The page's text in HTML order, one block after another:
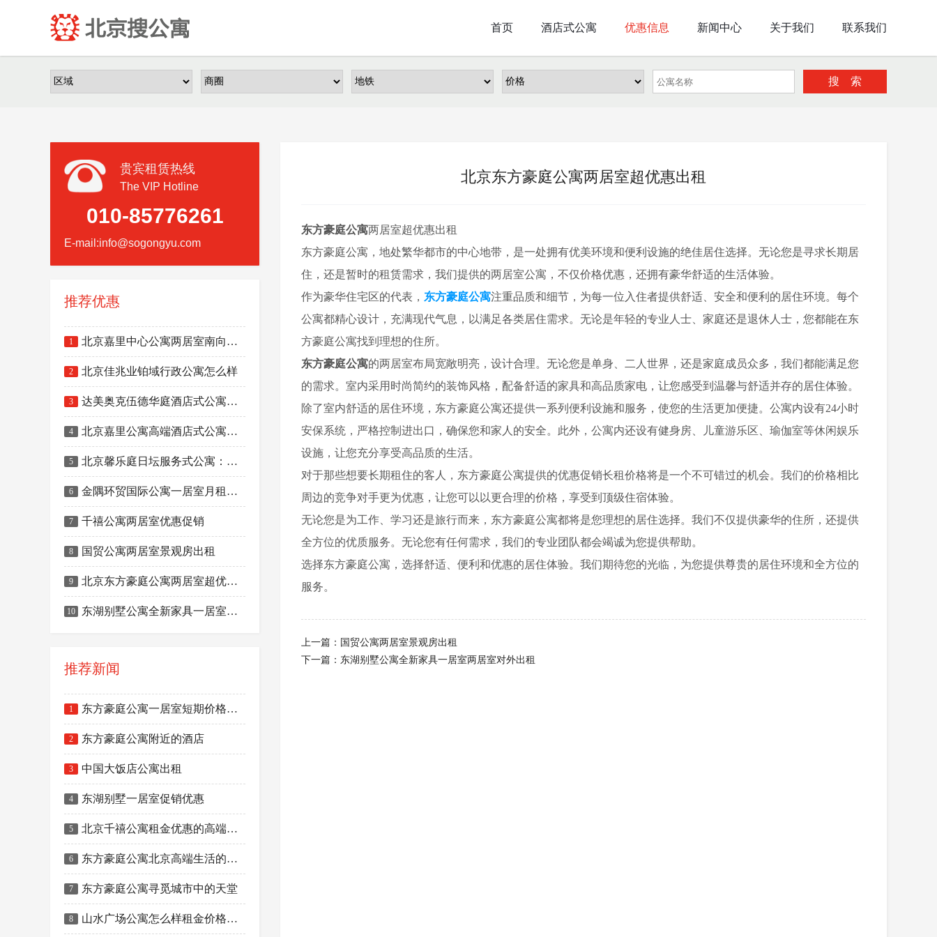
首页 酒店式公寓 优惠信息 新闻中心 关于我们 联系我们
搜 索
贵宾租赁热线
The VIP Hotline
010-85776261
E-mail:info@sogongyu.com
推荐优惠
1 北京嘉里中心公寓两居室南向户型优惠促销
2 北京佳兆业铂域行政公寓怎么样
3 达美奥克伍德华庭酒店式公寓一居室出租
4 北京嘉里公寓高端酒店式公寓的典范
5 北京馨乐庭日坛服务式公寓：让您尽享奢华与舒适的居住体验
6 金隅环贸国际公寓一居室月租金大降价
7 千禧公寓两居室优惠促销
8 国贸公寓两居室景观房出租
9 北京东方豪庭公寓两居室超优惠出租
10 东湖别墅公寓全新家具一居室两居室对外出租
推荐新闻
1 东方豪庭公寓一居室短期价格下调
2 东方豪庭公寓附近的酒店
3 中国大饭店公寓出租
4 东湖别墅一居室促销优惠
5 北京千禧公寓租金优惠的高端酒店式公寓
6 东方豪庭公寓北京高端生活的代表
7 东方豪庭公寓寻觅城市中的天堂
8 山水广场公寓怎么样租金价格是多少
北京东方豪庭公寓两居室超优惠出租
东方豪庭公寓两居室超优惠出租
东方豪庭公寓，地处繁华都市的中心地带，是一处拥有优美环境和便利设施的绝佳居住选择。无论您是寻求长期居
住，还是暂时的租赁需求，我们提供的两居室公寓，不仅价格优惠，还拥有豪华舒适的生活体验。
作为豪华住宅区的代表， 东方豪庭公寓注重品质和细节，为每一位入住者提供舒适、安全和便利的居住环境。每个
公寓都精心设计，充满现代气息，以满足各类居住需求。无论是年轻的专业人士、家庭还是退休人士，您都能在东
方豪庭公寓找到理想的住所。
东方豪庭公寓的两居室布局宽敞明亮，设计合理。无论您是单身、二人世界，还是家庭成员众多，我们都能满足您
的需求。室内采用时尚简约的装饰风格，配备舒适的家具和高品质家电，让您感受到温馨与舒适并存的居住体验。
除了室内舒适的居住环境，东方豪庭公寓还提供一系列便利设施和服务，使您的生活更加便捷。公寓内设有24小时
安保系统，严格控制进出口，确保您和家人的安全。此外，公寓内还设有健身房、儿童游乐区、瑜伽室等休闲娱乐
设施，让您充分享受高品质的生活。
对于那些想要长期租住的客人，东方豪庭公寓提供的优惠促销长租价格将是一个不可错过的机会。我们的价格相比
周边的竞争对手更为优惠，让您可以以更合理的价格，享受到顶级住宿体验。
无论您是为工作、学习还是旅行而来，东方豪庭公寓都将是您理想的居住选择。我们不仅提供豪华的住所，还提供
全方位的优质服务。无论您有任何需求，我们的专业团队都会竭诚为您提供帮助。
选择东方豪庭公寓，选择舒适、便利和优惠的居住体验。我们期待您的光临，为您提供尊贵的居住环境和全方位的
服务。
上一篇： 国贸公寓两居室景观房出租
下一篇： 东湖别墅公寓全新家具一居室两居室对外出租